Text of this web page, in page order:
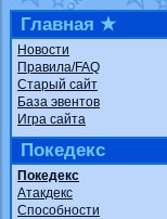
Главная ★
Новости
Правила/FAQ
Старый сайт
База эвентов
Игра сайта
Покедекс
Покедекс
Атакдекс
Способности